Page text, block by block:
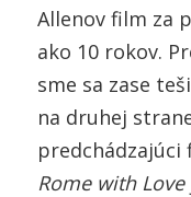
Allenov film za
ako 10 rokov.
sme sa zase
na druhej
Rome with Love